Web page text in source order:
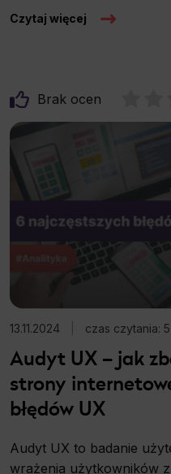
Czytaj więcej
Brak ocen
13.11.2024 czas czytania:
Audyt UX – jak
strony
błędów UX
Audyt UX to badanie
wrażenia użytkowników